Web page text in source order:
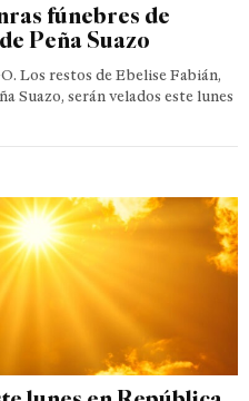
fúnebres de
Peña Suazo
Los restos de Ebelise Fabián,
Suazo, serán velados este lunes